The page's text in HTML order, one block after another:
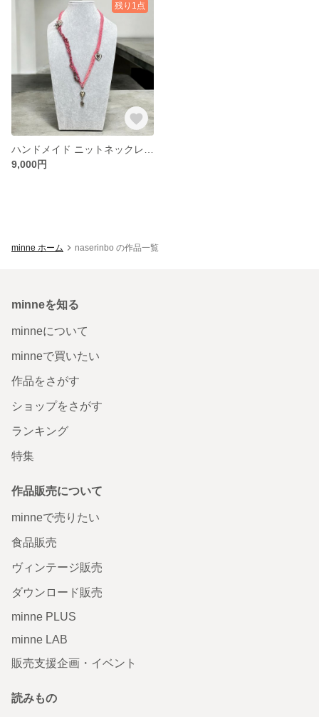
残り1点
9,000円
minne ホーム naserinbo の作品一覧
minneを知る
minneについて
minneで買いたい
作品をさがす
ショップをさがす
ランキング
特集
作品販売について
minneで売りたい
食品販売
ヴィンテージ販売
ダウンロード販売
minne PLUS
minne LAB
販売支援企画・イベント
読みもの